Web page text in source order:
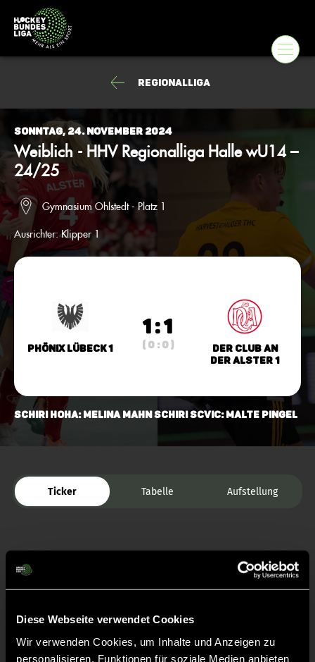
Diese Webseite verwendet Cookies
Wir verwenden Cookies, um Inhalte und Anzeigen zu
personalisieren, Funktionen für soziale Medien anbieten
Regionalliga
Sonntag, 24. November 2024
Weiblich - HHV Regionalliga Halle wU14 –
24/25
Gymnasium Ohlstedt - Platz 1
Ausrichter:Klipper 1
Phönix Lübeck 1
1 : 1
( 0 : 0 )
Der Club an
der Alster 1
Schiri HoHa: Melina Mahn Schiri ScVic: Malte Pingel
Ticker Tabelle Aufstellung
Liveticker